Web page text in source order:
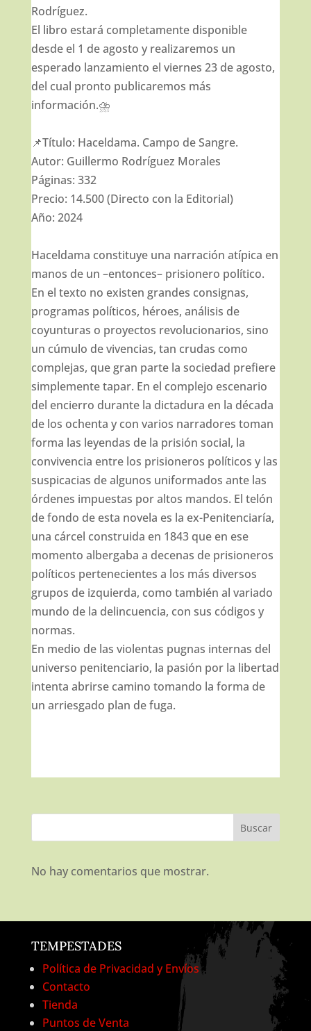
Rodríguez.
El libro estará completamente disponible
desde el 1 de agosto y realizaremos un
esperado lanzamiento el viernes 23 de agosto,
del cual pronto publicaremos más
información.⛈
📌Título: Haceldama. Campo de Sangre.
Autor: Guillermo Rodríguez Morales
Páginas: 332
Precio: 14.500 (Directo con la Editorial)
Año: 2024
Haceldama constituye una narración atípica en
manos de un –entonces– prisionero político.
En el texto no existen grandes consignas,
programas políticos, héroes, análisis de
coyunturas o proyectos revolucionarios, sino
un cúmulo de vivencias, tan crudas como
complejas, que gran parte la sociedad prefiere
simplemente tapar. En el complejo escenario
del encierro durante la dictadura en la década
de los ochenta y con varios narradores toman
forma las leyendas de la prisión social, la
convivencia entre los prisioneros políticos y las
suspicacias de algunos uniformados ante las
órdenes impuestas por altos mandos. El telón
de fondo de esta novela es la ex-Penitenciaría,
una cárcel construida en 1843 que en ese
momento albergaba a decenas de prisioneros
políticos pertenecientes a los más diversos
grupos de izquierda, como también al variado
mundo de la delincuencia, con sus códigos y
normas.
En medio de las violentas pugnas internas del
universo penitenciario, la pasión por la libertad
intenta abrirse camino tomando la forma de
un arriesgado plan de fuga.
Buscar
No hay comentarios que mostrar.
TEMPESTADES
Política de Privacidad y Envíos
Contacto
Tienda
Puntos de Venta